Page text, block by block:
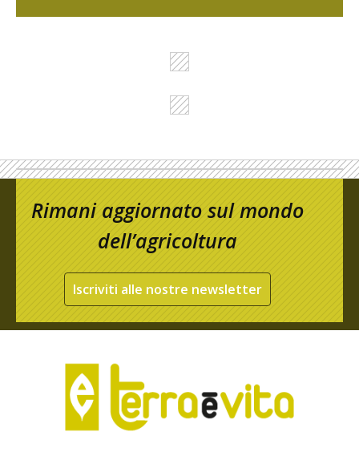
Rimani aggiornato sul mondo
dell’agricoltura
Iscriviti alle nostre newsletter